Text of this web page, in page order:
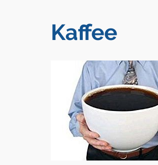
Kaffee